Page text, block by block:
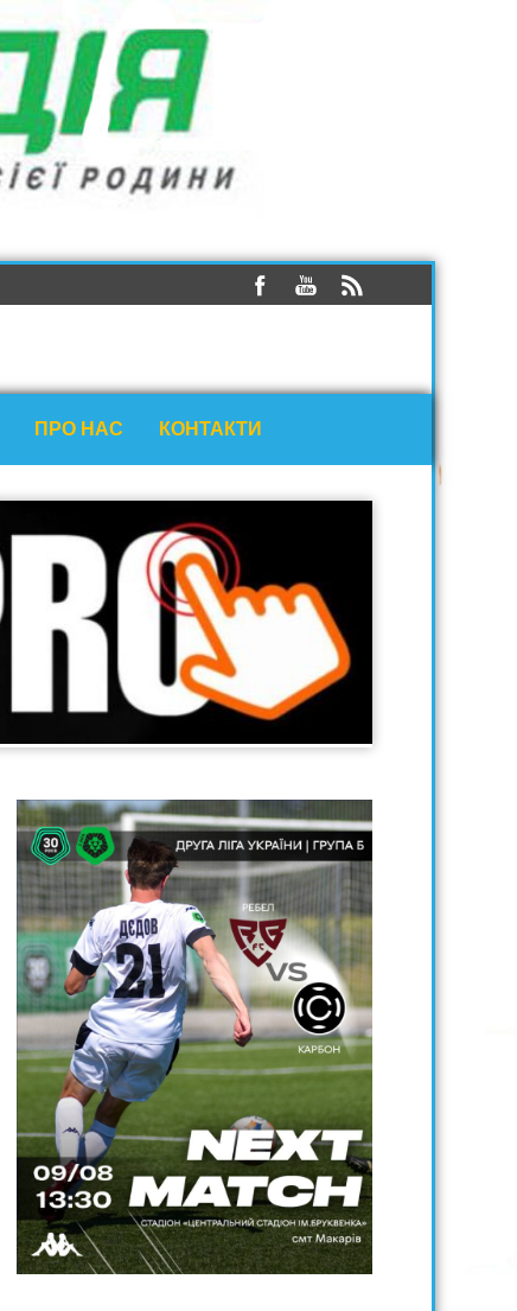
ПРО НАС КОНТАКТИ